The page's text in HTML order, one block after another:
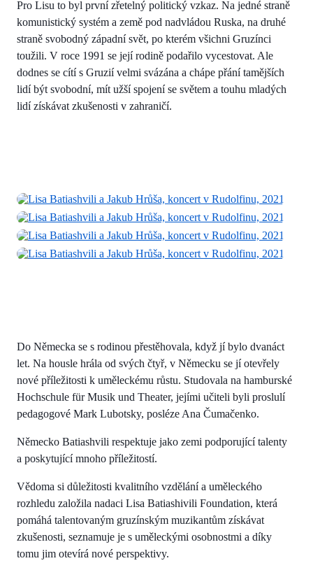
Pro Lisu to byl první zřetelný politický vzkaz. Na jedné straně
komunistický systém a země pod nadvládou Ruska, na druhé
straně svobodný západní svět, po kterém všichni Gruzínci
toužili. V roce 1991 se její rodině podařilo vycestovat. Ale
dodnes se cítí s Gruzií velmi svázána a chápe přání tamějších
lidí být svobodní, mít užší spojení se světem a touhu mladých
lidí získávat zkušenosti v zahraničí.
Do Německa se s rodinou přestěhovala, když jí bylo dvanáct
let. Na housle hrála od svých čtyř, v Německu se jí otevřely
nové příležitosti k uměleckému růstu. Studovala na hamburské
Hochschule für Musik und Theater, jejími učiteli byli proslulí
pedagogové Mark Lubotsky, posléze Ana Čumačenko.
Německo Batiashvili respektuje jako zemi podporující talenty
a poskytující mnoho příležitostí.
Vědoma si důležitosti kvalitního vzdělání a uměleckého
rozhledu založila nadaci Lisa Batiashivili Foundation, která
pomáhá talentovaným gruzínským muzikantům získávat
zkušenosti, seznamuje je s uměleckými osobnostmi a díky
tomu jim otevírá nové perspektivy.